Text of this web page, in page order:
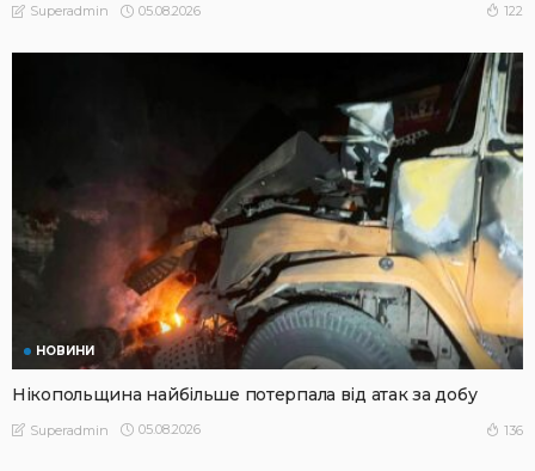
Superadmin 05.08.2026 122
НОВИНИ
Нікопольщина найбільше потерпала від атак за добу
Superadmin 05.08.2026 136